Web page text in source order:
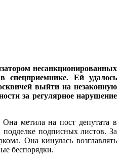
несанкционированных
спецприемнике. Ей удалось
выйти на незаконную
за регулярное нарушение
метила на пост депутата в
подписных листов. За
Она кинулась возглавлять
беспорядки.